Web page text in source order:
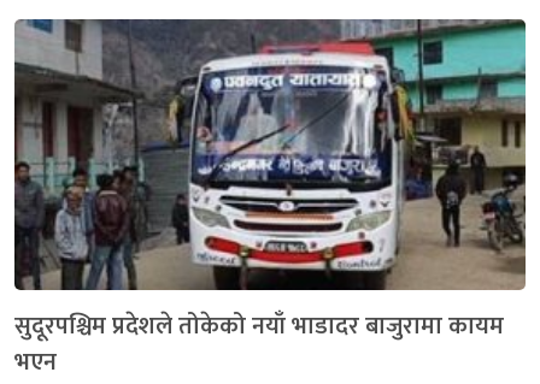
सुदूरपश्चिम प्रदेशले तोकेको नयाँ भाडादर बाजुरामा कायम
भएन